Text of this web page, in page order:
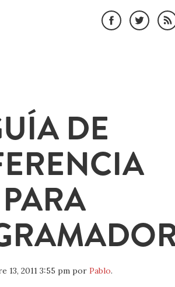
DE
PARA
13, 2011 3:55 pm por Pablo.